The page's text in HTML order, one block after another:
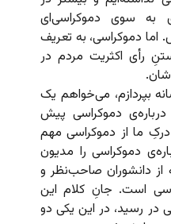
به سوی دموکراسی‌ای
اما دموکراسی، به تعریف
رأی اکثریت مردم در
بپردازم، می‌خواهم یک
دموکراسی پیش
ما از دموکراسی مهم
دموکراسی را مدیون
دانشوران صاحب‌نظر و
است. جانِ کلام این
رسید، در این یکی دو